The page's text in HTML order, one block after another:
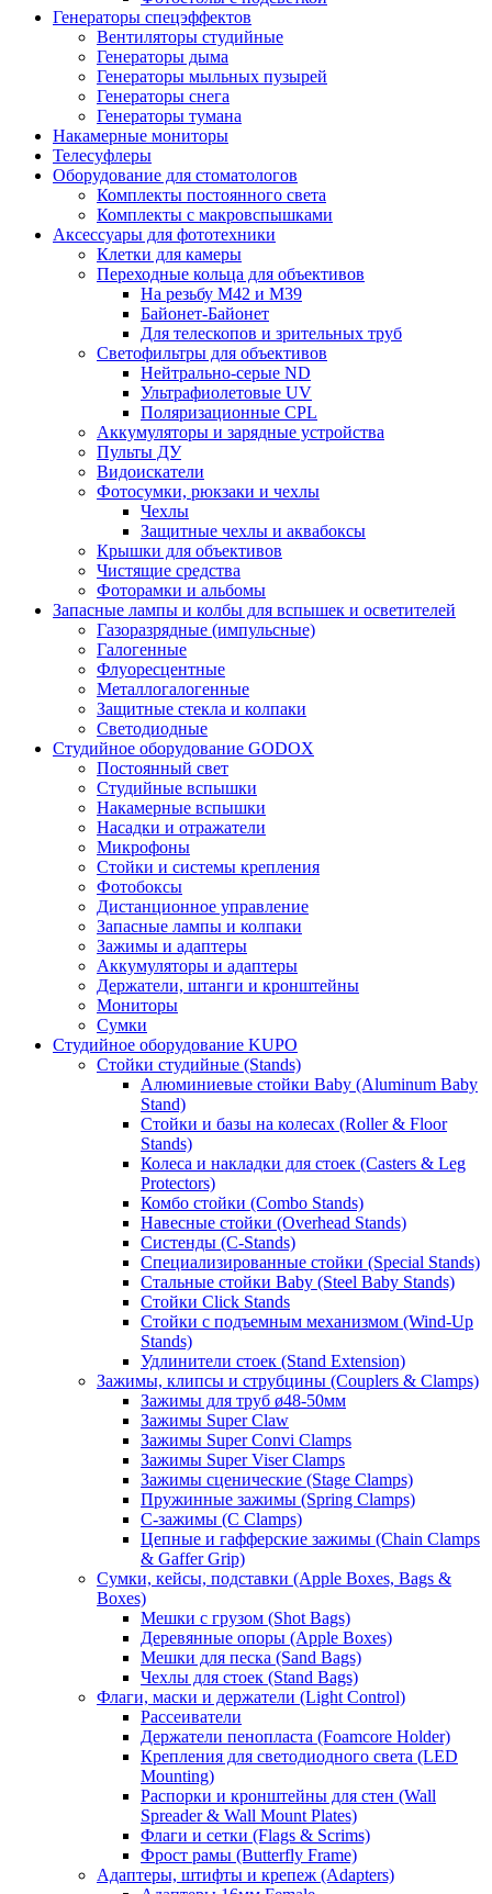
Генераторы спецэффектов
Вентиляторы студийные
Генераторы дыма
Генераторы мыльных пузырей
Генераторы снега
Генераторы тумана
Накамерные мониторы
Телесуфлеры
Оборудование для стоматологов
Комплекты постоянного света
Комплекты с макровспышками
Аксессуары для фототехники
Клетки для камеры
Переходные кольца для объективов
На резьбу М42 и М39
Байонет-Байонет
Для телескопов и зрительных труб
Светофильтры для объективов
Нейтрально-серые ND
Ультрафиолетовые UV
Поляризационные CPL
Аккумуляторы и зарядные устройства
Пульты ДУ
Видоискатели
Фотосумки, рюкзаки и чехлы
Чехлы
Защитные чехлы и аквабоксы
Крышки для объективов
Чистящие средства
Фоторамки и альбомы
Запасные лампы и колбы для вспышек и осветителей
Газоразрядные (импульсные)
Галогенные
Флуоресцентные
Металлогалогенные
Защитные стекла и колпаки
Светодиодные
Студийное оборудование GODOX
Постоянный свет
Студийные вспышки
Накамерные вспышки
Насадки и отражатели
Микрофоны
Стойки и системы крепления
Фотобоксы
Дистанционное управление
Запасные лампы и колпаки
Зажимы и адаптеры
Аккумуляторы и адаптеры
Держатели, штанги и кронштейны
Мониторы
Сумки
Студийное оборудование KUPO
Стойки студийные (Stands)
Алюминиевые стойки Baby (Aluminum Baby
Stand)
Стойки и базы на колесах (Roller & Floor
Stands)
Колеса и накладки для стоек (Casters & Leg
Protectors)
Комбо стойки (Combo Stands)
Навесные стойки (Overhead Stands)
Систенды (C-Stands)
Специализированные стойки (Special Stands)
Стальные стойки Baby (Steel Baby Stands)
Стойки Click Stands
Стойки с подъемным механизмом (Wind-Up
Stands)
Удлинители стоек (Stand Extension)
Зажимы, клипсы и струбцины (Couplers & Clamps)
Зажимы для труб ø48-50мм
Зажимы Super Claw
Зажимы Super Convi Clamps
Зажимы Super Viser Clamps
Зажимы сценические (Stage Clamps)
Пружинные зажимы (Spring Clamps)
С-зажимы (C Clamps)
Цепные и гафферские зажимы (Chain Clamps
& Gaffer Grip)
Сумки, кейсы, подставки (Apple Boxes, Bags &
Boxes)
Мешки с грузом (Shot Bags)
Деревянные опоры (Apple Boxes)
Мешки для песка (Sand Bags)
Чехлы для стоек (Stand Bags)
Флаги, маски и держатели (Light Control)
Рассеиватели
Держатели пенопласта (Foamcore Holder)
Крепления для светодиодного света (LED
Mounting)
Распорки и кронштейны для стен (Wall
Spreader & Wall Mount Plates)
Флаги и сетки (Flags & Scrims)
Фрост рамы (Butterfly Frame)
Адаптеры, штифты и крепеж (Adapters)